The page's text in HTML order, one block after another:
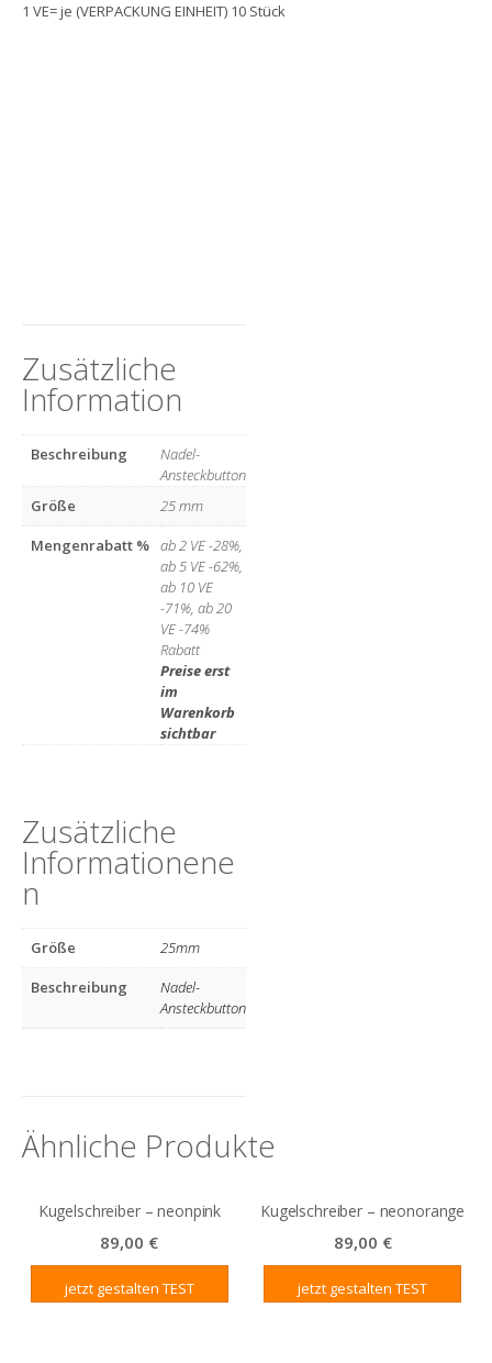
1 VE= je (VERPACKUNG EINHEIT) 10 Stück
Zusätzliche
Information
Beschreibung
Nadel-
Ansteckbutton
Größe
25 mm
Mengenrabatt % ab 2 VE -28%,
ab 5 VE -62%,
ab 10 VE
-71%, ab 20
VE -74%
Rabatt
Preise erst
im
Warenkorb
sichtbar
Zusätzliche
Informationen
Größe
25mm
Beschreibung
Nadel-
Ansteckbutton
Ähnliche Produkte
Kugelschreiber – neonpink
89,00 €
jetzt gestalten
Kugelschreiber – neonorange
89,00 €
jetzt gestalten